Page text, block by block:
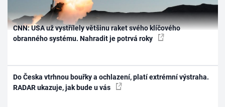
CNN: USA už vystřílely většinu raket svého klíčového
obranného systému. Nahradit je potrvá roky
Do Česka vtrhnou bouřky a ochlazení, platí extrémní výstraha.
RADAR ukazuje, jak bude u vás